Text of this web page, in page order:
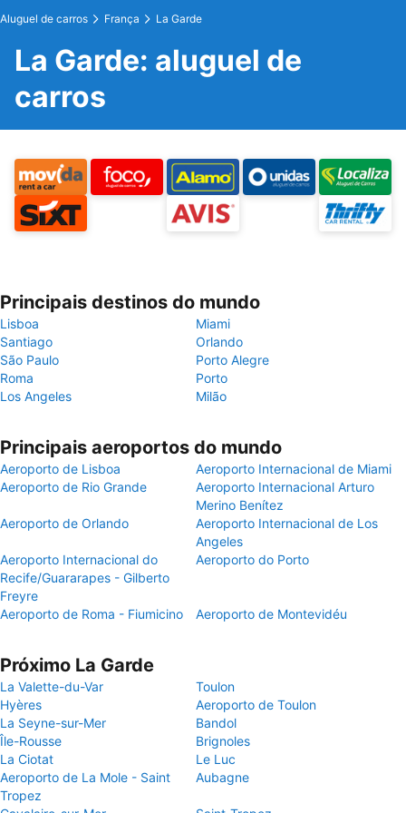
Aluguel de carros França La Garde
La Garde: aluguel de
carros
Principais destinos do mundo
Lisboa
Miami
Santiago
Orlando
São Paulo
Porto Alegre
Roma
Porto
Los Angeles
Milão
Principais aeroportos do mundo
Aeroporto de Lisboa
Aeroporto Internacional de Miami
Aeroporto de Rio Grande
Aeroporto Internacional Arturo
Merino Benítez
Aeroporto de Orlando
Aeroporto Internacional de Los
Angeles
Aeroporto Internacional do
Recife/Guararapes - Gilberto
Freyre
Aeroporto do Porto
Aeroporto de Roma - Fiumicino Aeroporto de Montevidéu
Próximo La Garde
La Valette-du-Var
Toulon
Hyères
Aeroporto de Toulon
La Seyne-sur-Mer
Bandol
Île-Rousse
Brignoles
La Ciotat
Le Luc
Aeroporto de La Mole - Saint
Tropez
Aubagne